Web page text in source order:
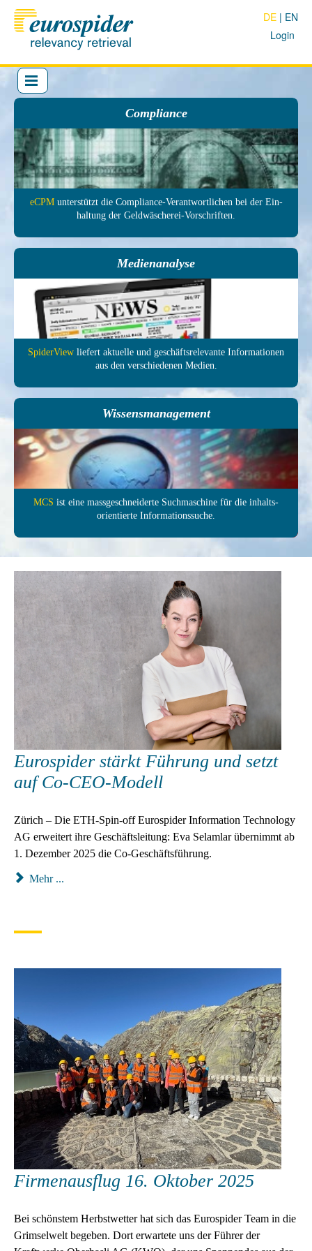
Login
DE EN
Compliance
eCPMunter­stützt die Com­pliance-Ver­antwort­lichen bei der Ein­
haltung der Geld­wäscherei-Vor­schrif­ten.
Medienanalyse
SpiderView liefert aktuelle und ge­schäfts­relevante In­forma­tionen
aus den ver­schie­denen Medien.
Wissensmanagement
MCS ist eine mass­ge­schneiderte Such­maschine für die inhalts­
orientierte In­formations­suche.
Eurospider stärkt Führung und setzt
auf Co-CEO-Modell
Zürich – Die ETH-Spin-off Eurospider Information Technology
AG erweitert ihre Geschäftsleitung: Eva Selamlar übernimmt ab
1. Dezember 2025 die Co-Geschäftsführung.
Mehr ...
Firmenausflug 16. Oktober 2025
Bei schönstem Herbstwetter hat sich das Eurospider Team in die
Grimselwelt begeben. Dort erwartete uns der Führer der